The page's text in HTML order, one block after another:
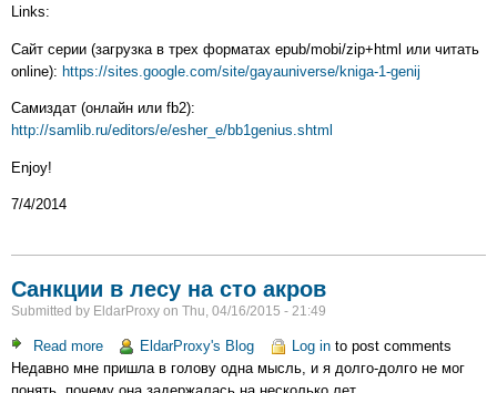
готова
выложена
Links:
Сайт серии (загрузка в трех форматах epub/mobi/zip+html или читать
online): https://sites.google.com/site/gayauniverse/kniga-1-genij
Самиздат (онлайн или fb2):
http://samlib.ru/editors/e/esher_e/bb1genius.shtml
Enjoy!
7/4/2014
Санкции в лесу на сто акров
Submitted by EldarProxy on Thu, 04/16/2015 - 21:49
Read more about
Санкции
EldarProxy's Blog Log into post comments
Недавно мне пришла в голову одна мысль, и я долго-долго не мог